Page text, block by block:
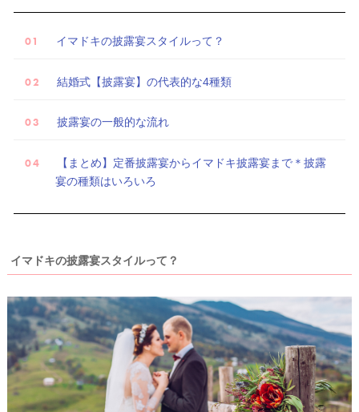
イマドキの披露宴スタイルって？
結婚式【披露宴】の代表的な4種類
披露宴の一般的な流れ
【まとめ】定番披露宴からイマドキ披露宴まで＊披露
宴の種類はいろいろ
イマドキの披露宴スタイルって？
婚